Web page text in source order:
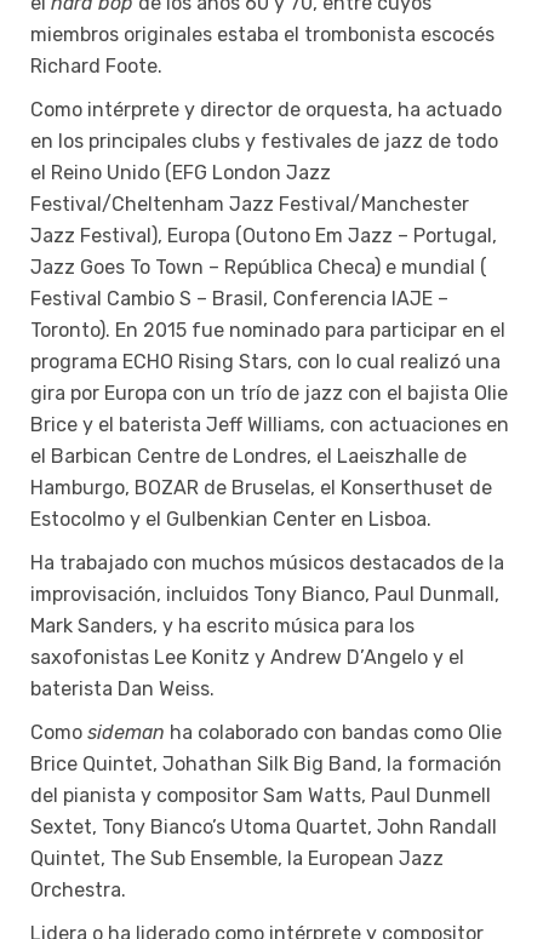
miembros originales estaba el trombonista escocés
Richard Foote.
Como intérprete y director de orquesta, ha actuado
en los principales clubs y festivales de jazz de todo
el Reino Unido (EFG London Jazz
Festival/Cheltenham Jazz Festival/Manchester
Jazz Festival), Europa (Outono Em Jazz – Portugal,
Jazz Goes To Town – República Checa) e mundial (
Festival Cambio S – Brasil, Conferencia IAJE –
Toronto). En 2015 fue nominado para participar en el
programa ECHO Rising Stars, con lo cual realizó una
gira por Europa con un trío de jazz con el bajista Olie
Brice y el baterista Jeff Williams, con actuaciones en
el Barbican Centre de Londres, el Laeiszhalle de
Hamburgo, BOZAR de Bruselas, el Konserthuset de
Estocolmo y el Gulbenkian Center en Lisboa.
Ha trabajado con muchos músicos destacados de la
improvisación, incluidos Tony Bianco, Paul Dunmall,
Mark Sanders, y ha escrito música para los
saxofonistas Lee Konitz y Andrew D’Angelo y el
baterista Dan Weiss.
Como sideman ha colaborado con bandas como Olie
Brice Quintet, Johathan Silk Big Band, la formación
del pianista y compositor Sam Watts, Paul Dunmell
Sextet, Tony Bianco’s Utoma Quartet, John Randall
Quintet, The Sub Ensemble, la European Jazz
Orchestra.
Lidera o ha liderado como intérprete y compositor